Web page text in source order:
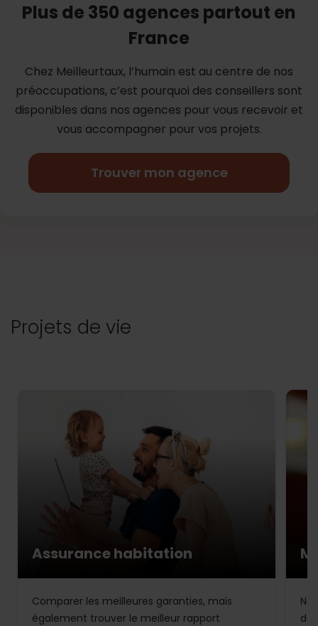
Plus de 350 agences partout en
France
Chez Meilleurtaux, l’humain est au centre de nos
préoccupations, c’est pourquoi des conseillers sont
disponibles dans nos agences pour vous recevoir et
vous accompagner pour vos projets.
Trouver mon agence
Projets de vie
Assurance habitation
Comparer les meilleures garanties, mais
également trouver le meilleur rapport
de